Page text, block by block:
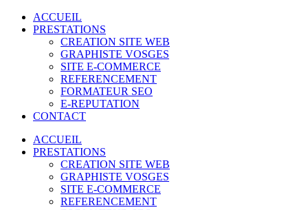
ACCUEIL
PRESTATIONS
CREATION SITE WEB
GRAPHISTE VOSGES
SITE E-COMMERCE
REFERENCEMENT
FORMATEUR SEO
E-REPUTATION
CONTACT
ACCUEIL
PRESTATIONS
CREATION SITE WEB
GRAPHISTE VOSGES
SITE E-COMMERCE
REFERENCEMENT